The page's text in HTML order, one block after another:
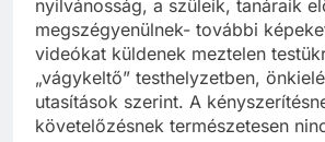
nyilvánosság, a szüleik, tanáraik
megszégyenülnek- további
videókat küldenek meztelen
„vágykeltő” testhelyzetben,
utasítások szerint. A
követelőzésnek természetesen